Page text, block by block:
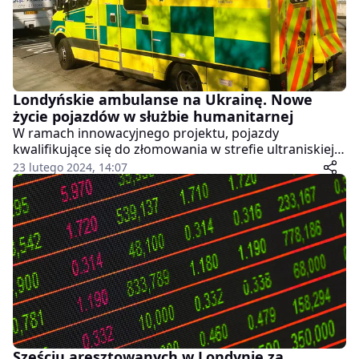
Londyńskie ambulanse na Ukrainę. Nowe
życie pojazdów w służbie humanitarnej
W ramach innowacyjnego projektu, pojazdy
kwalifikujące się do złomowania w strefie ultraniskiej
emisji (Ulez) w Londynie, w tym 50 wycofanych z
użytku ambulansów, zostaną przekazane Ukrainie.
23 lutego 2024, 14:07